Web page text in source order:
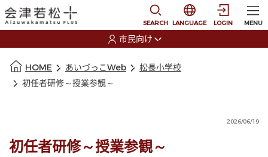
SEARCH
選択すると言語の切
LANGUAGE LOGIN MENU
市民向け
HOME あいづっこWeb
松長小学校
初任者研修～授業参観～
2026/06/19
初任者研修～授業参観～